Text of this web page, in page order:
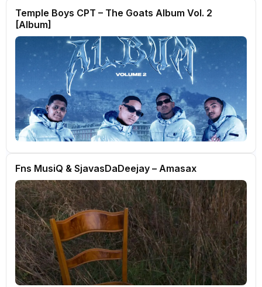
Temple Boys CPT – The Goats Album Vol. 2
[Album]
Fns MusiQ & SjavasDaDeejay – Amasax